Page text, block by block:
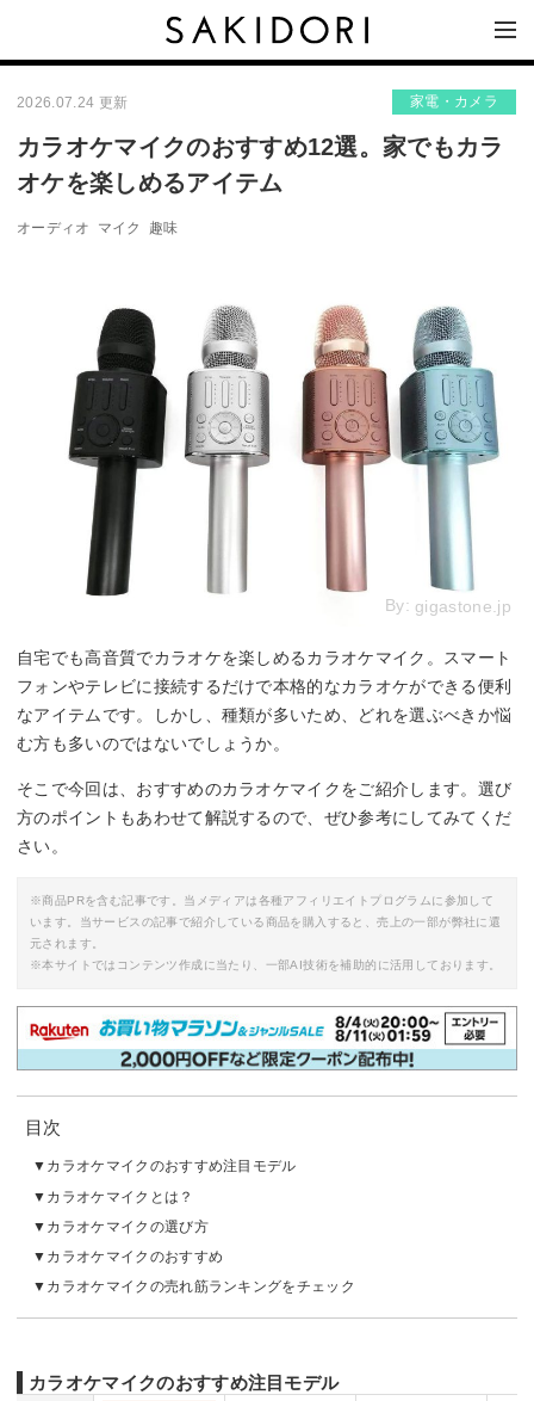
2026.07.24 更新 家電・カメラ
カラオケマイクのおすすめ12選。家でもカラ
オケを楽しめるアイテム
オーディオ マイク 趣味
By: gigastone.jp
自宅でも高音質でカラオケを楽しめるカラオケマイク。スマート
フォンやテレビに接続するだけで本格的なカラオケができる便利
なアイテムです。しかし、種類が多いため、どれを選ぶべきか悩
む方も多いのではないでしょうか。
そこで今回は、おすすめのカラオケマイクをご紹介します。選び
方のポイントもあわせて解説するので、ぜひ参考にしてみてくだ
さい。
※商品PRを含む記事です。当メディアは各種アフィリエイトプログラムに参加して
います。当サービスの記事で紹介している商品を購入すると、売上の一部が弊社に還
元されます。
※本サイトではコンテンツ作成に当たり、一部AI技術を補助的に活用しております。
目次
カラオケマイクのおすすめ注目モデル
カラオケマイクとは？
カラオケマイクの選び方
カラオケマイクのおすすめ
カラオケマイクの売れ筋ランキングをチェック
カラオケマイクのおすすめ注目モデル